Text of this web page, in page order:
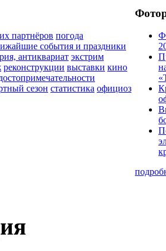
партнёров погода
события и праздники
антиквариат экстрим
реконструкции выставки кино
сезон статистика официоз